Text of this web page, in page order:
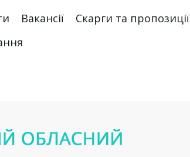
Вакансії Скарги та пропозиції